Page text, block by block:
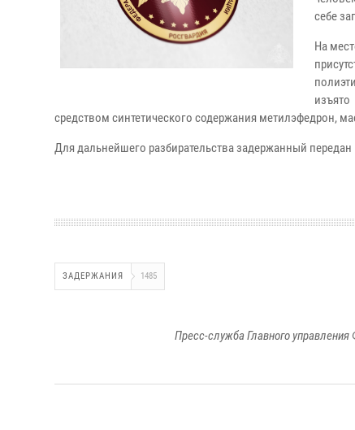
себе
На
средством синтетического содержания метилэфедрон,
Для дальнейшего разбирательства задержанный
ЗАДЕРЖАНИЯ 1485
Пресс-служба Главного